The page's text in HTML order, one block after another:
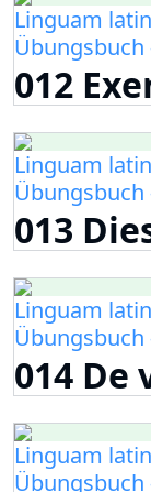
Linguam
Übungsbuch
012
Linguam
Übungsbuch
013
Linguam
Übungsbuch
014 De
Linguam
Übungsbuch